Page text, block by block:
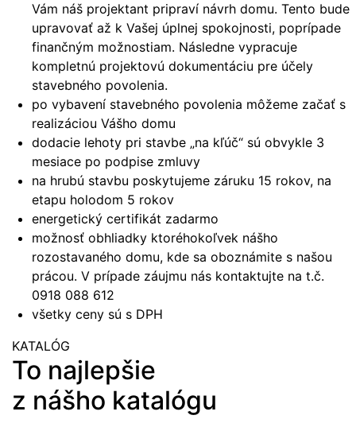
Vám náš projektant pripraví návrh domu. Tento bude
upravovať až k Vašej úplnej spokojnosti, poprípade
finančným možnostiam. Následne vypracuje
kompletnú projektovú dokumentáciu pre účely
stavebného povolenia.
po vybavení stavebného povolenia môžeme začať s
realizáciou Vášho domu
dodacie lehoty pri stavbe „na kľúč“ sú obvykle 3
mesiace po podpise zmluvy
na hrubú stavbu poskytujeme záruku 15 rokov, na
etapu holodom 5 rokov
energetický certifikát zadarmo
možnosť obhliadky ktoréhokoľvek nášho
rozostavaného domu, kde sa oboznámite s našou
prácou. V prípade záujmu nás kontaktujte na t.č.
0918 088 612
všetky ceny sú s DPH
KATALÓG
To najlepšie
z nášho katalógu